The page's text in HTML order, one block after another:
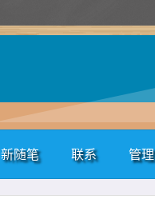
新随笔 联系 管理